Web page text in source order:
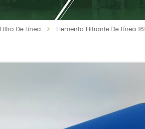
Filtro De Línea Elemento Filtrante De Línea